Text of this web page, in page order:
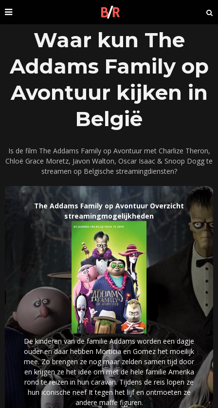
Waar kun The
Addams Family op
Avontuur kijken in
België
Is de film The Addams Family op Avontuur met Charlize Theron,
Chloë Grace Moretz, Javon Walton, Oscar Isaac & Snoop Dogg te
streamen op Belgische streamingdiensten?
The Addams Family op Avontuur Overzicht
streamingmogelijkheden
De kinderen van de familie Addams worden een dagje
ouder en daar hebben Morticia en Gomez het moeilijk
mee. Zo brengen ze nog maar zelden samen tijd door
en krijgen ze het idee om met de hele familie Amerika
rond te reizen in hun caravan. Tijdens de reis lopen ze
hun iconische neef It tegen het lijf en ontmoeten ze
andere maffe figuren.